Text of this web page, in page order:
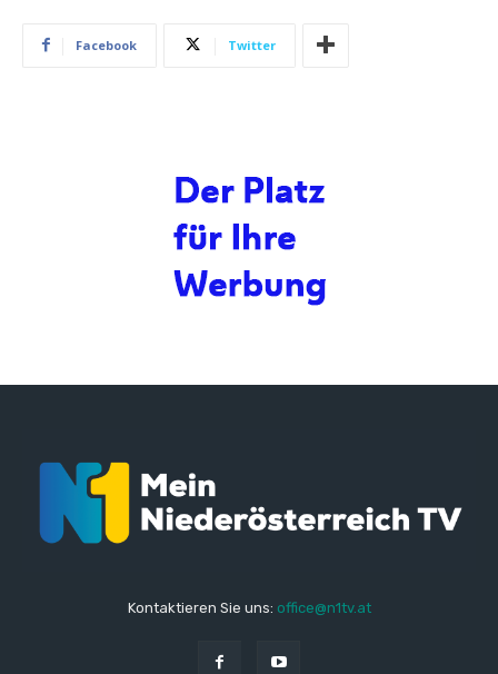
Facebook Twitter
Kontaktieren Sie uns: office@n1tv.at